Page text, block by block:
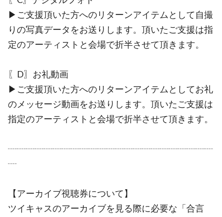
▶︎ご支援頂いた方へのリターンアイテムとして自撮
りの写真データをお送りします。頂いたご支援は指
定のアーティストと会場で折半させて頂きます。
〖D〗お礼動画
▶︎ご支援頂いた方へのリターンアイテムとしてお礼
のメッセージ動画をお送りします。頂いたご支援は
指定のアーティストと会場で折半させて頂きます。
┈┈┈┈┈┈┈┈┈┈┈┈┈┈┈┈┈┈┈┈┈┈┈
┈
【アーカイブ視聴券について】
ツイキャスのアーカイブを見る際に必要な「合言